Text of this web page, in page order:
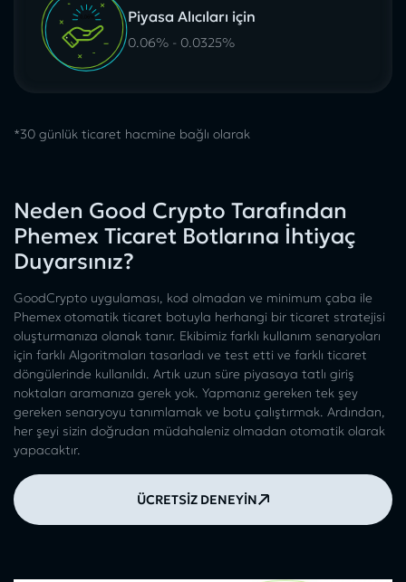
Piyasa Alıcıları için
0.06% - 0.0325%
*30 günlük ticaret hacmine bağlı olarak
Neden Good Crypto Tarafından
Phemex Ticaret Botlarına İhtiyaç
Duyarsınız?
GoodCrypto uygulaması, kod olmadan ve minimum çaba ile
Phemex otomatik ticaret botuyla herhangi bir ticaret stratejisi
oluşturmanıza olanak tanır. Ekibimiz farklı kullanım senaryoları
için farklı Algoritmaları tasarladı ve test etti ve farklı ticaret
döngülerinde kullanıldı. Artık uzun süre piyasaya tatlı giriş
noktaları aramanıza gerek yok. Yapmanız gereken tek şey
gereken senaryoyu tanımlamak ve botu çalıştırmak. Ardından,
her şeyi sizin doğrudan müdahaleniz olmadan otomatik olarak
yapacaktır.
ÜCRETSİZ DENEYİN